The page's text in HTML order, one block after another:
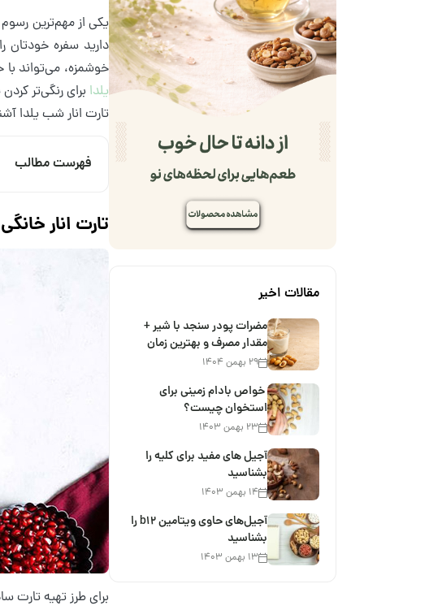
یکی از مهم‌ترین
دارید سفره خودتان
خوشمزه، می‌تواند
یلدا برای رنگی‌تر
تارت انار شب یلدا
فهرست مطالب
تارت انار
برای طرز تهیه تارت
مقالات اخیر
مضرات پودر سنجد با شیر +
مقدار مصرف و بهترین زمان
۲۹ بهمن ۱۴۰۴
خواص بادام زمینی برای
استخوان چیست؟
۲۳ بهمن ۱۴۰۳
آجیل های مفید برای کلیه را
بشناسید
۱۴ بهمن ۱۴۰۳
آجیل‌های حاوی ویتامین b12 را
بشناسید
۱۳ بهمن ۱۴۰۳